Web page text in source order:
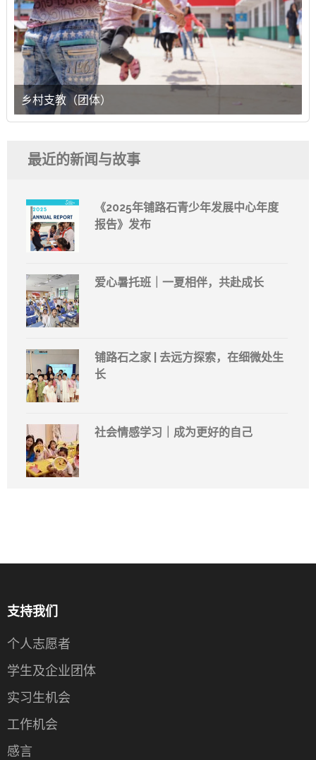
乡村支教（团体）
最近的新闻与故事
《2025年铺路石青少年发展中心年度
报告》发布
爱心暑托班｜一夏相伴，共赴成长
铺路石之家 | 去远方探索，在细微处生
长
社会情感学习｜成为更好的自己
支持我们
个人志愿者
学生及企业团体
实习生机会
工作机会
感言